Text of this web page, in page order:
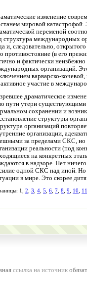
изменение
мировой катастрофой.
переменой
структура международных
и, следовательно,
противостояние (в его
и фактически
организаций.
варварско-
участие в
драматическое
пути утери существующими
сохранении и
структуры
организаций
организации,
за пределами СКС, но
реальности (под
на конкретных
в надзоре. Нет
одной СКС над иной. Но
в мире. Это скорее
1, 2 3 4 5 6 7 8 9 10 11
ссылка на источник